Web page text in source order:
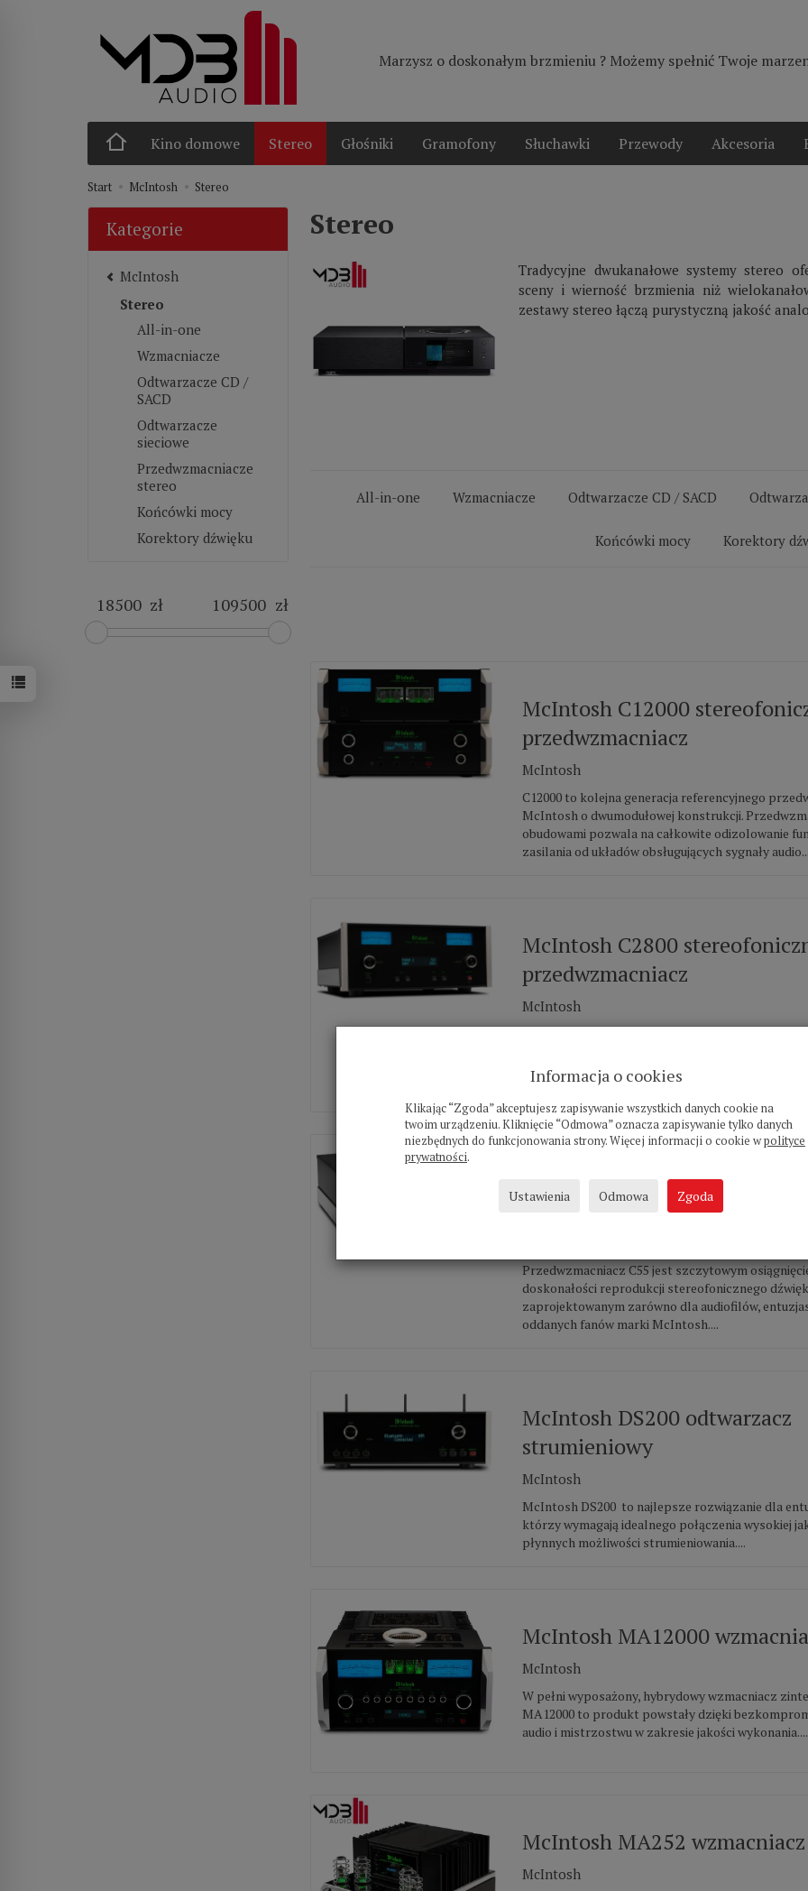
Marzysz o doskonałym brzmieniu ? Możemy spełnić Twoje
Kino domowe Stereo Głośniki Gramofony Słuchawki Przewody Akcesoria
Start McIntosh Stereo
Stereo
Tradycyjne dwukanałowe systemy stereo
sceny i wierność brzmienia niż
zestawy stereo łączą purystyczną jakość
All-in-one Wzmacniacze Odtwarzacze CD / SACD
Końcówki mocy Korektory
McIntosh C12000
przedwzmacniacz
McIntosh
C12000 to kolejna generacja referencyjnego
McIntosh o dwumodułowej konstrukcji.
obudowami pozwala na całkowite odizolowanie
zasilania od układów obsługujących sygnały
McIntosh C2800
przedwzmacniacz
McIntosh
Przedwzmacniacz lampowy C2800 to arcydzieło
audiofilskiej pasji i inżynierskiej precyzji. Został
zarówno dla audiofilów, entuzjastów muzyki, jak i
marki McIntosh. ...
McIntosh C55 stereofoniczny
przedwzmacniacz
Przedwzmacniacz C55 jest szczytowym
doskonałości reprodukcji stereofonicznego
zaprojektowanym zarówno dla audiofilów,
oddanych fanów marki McIntosh....
McIntosh DS200 odtwarzacz
strumieniowy
McIntosh
McIntosh DS200 to najlepsze rozwiązanie dla
którzy wymagają idealnego połączenia wysokiej
płynnych możliwości strumieniowania....
McIntosh MA12000
McIntosh
W pełni wyposażony, hybrydowy wzmacniacz
MA12000 to produkt powstały dzięki
audio i mistrzostwu w zakresie jakości wykonania....
McIntosh MA252
McIntosh
Kategorie
McIntosh
Stereo
All-in-one
Wzmacniacze
Odtwarzacze CD /
SACD
Odtwarzacze
sieciowe
Przedwzmacniacze
stereo
Końcówki mocy
Korektory dźwięku
zł zł
Informacja o cookies
Klikając “Zgoda” akceptujesz zapisywanie wszystkich danych cookie na
twoim urządzeniu. Kliknięcie “Odmowa” oznacza zapisywanie tylko danych
niezbędnych do funkcjonowania strony. Więcej informacji o cookie wpolityce
prywatności.
Ustawienia Odmowa Zgoda